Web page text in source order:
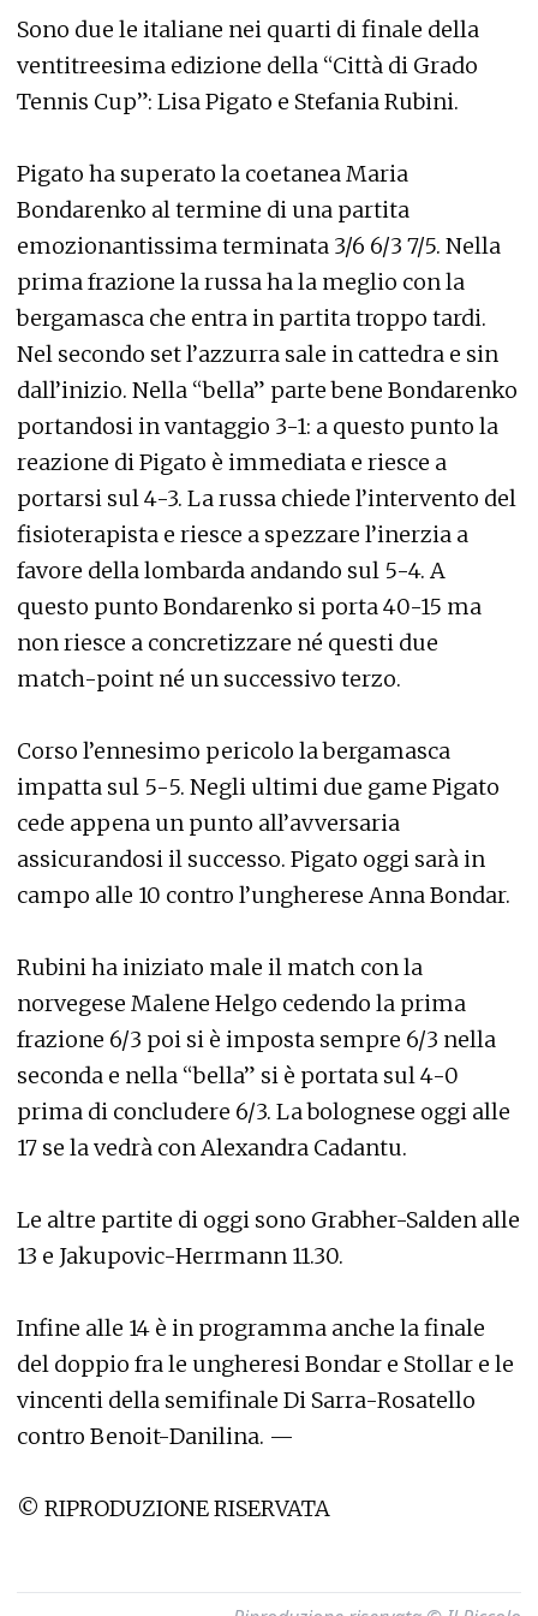
Sono due le italiane nei quarti di finale della
ventitreesima edizione della “Città di Grado
Tennis Cup”: Lisa Pigato e Stefania Rubini.
Pigato ha superato la coetanea Maria
Bondarenko al termine di una partita
emozionantissima terminata 3/6 6/3 7/5. Nella
prima frazione la russa ha la meglio con la
bergamasca che entra in partita troppo tardi.
Nel secondo set l’azzurra sale in cattedra e sin
dall’inizio. Nella “bella” parte bene Bondarenko
portandosi in vantaggio 3-1: a questo punto la
reazione di Pigato è immediata e riesce a
portarsi sul 4-3. La russa chiede l’intervento del
fisioterapista e riesce a spezzare l’inerzia a
favore della lombarda andando sul 5-4. A
questo punto Bondarenko si porta 40-15 ma
non riesce a concretizzare né questi due
match-point né un successivo terzo.
Corso l’ennesimo pericolo la bergamasca
impatta sul 5-5. Negli ultimi due game Pigato
cede appena un punto all’avversaria
assicurandosi il successo. Pigato oggi sarà in
campo alle 10 contro l’ungherese Anna Bondar.
Rubini ha iniziato male il match con la
norvegese Malene Helgo cedendo la prima
frazione 6/3 poi si è imposta sempre 6/3 nella
seconda e nella “bella” si è portata sul 4-0
prima di concludere 6/3. La bolognese oggi alle
17 se la vedrà con Alexandra Cadantu.
Le altre partite di oggi sono Grabher-Salden alle
13 e Jakupovic-Herrmann 11.30.
Infine alle 14 è in programma anche la finale
del doppio fra le ungheresi Bondar e Stollar e le
vincenti della semifinale Di Sarra-Rosatello
contro Benoit-Danilina. —
© RIPRODUZIONE RISERVATA